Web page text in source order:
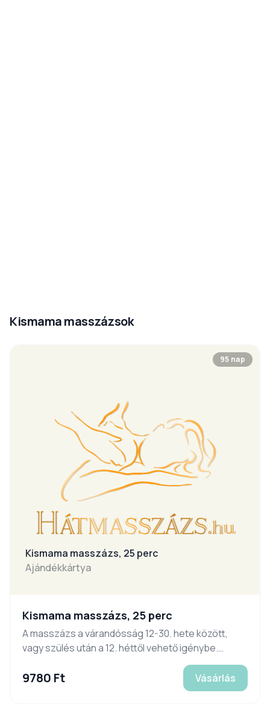
Kismama masszázsok
Kismama masszázs, 25 perc
Ajándékkártya
95 nap
Kismama masszázs, 25 perc
A masszázs a várandósság 12-30. hete között,
vagy szülés után a 12. héttől vehető igénybe.
www.hatmasszazs.com. Legalább 24 órával
korábban le nem mondott időpont esetén az
9780 Ft Vásárlás